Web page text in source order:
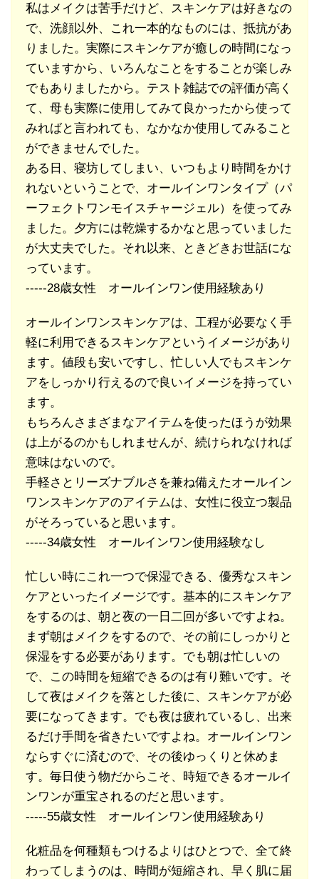
私はメイクは苦手だけど、スキンケアは好きなの
で、洗顔以外、これ一本的なものには、抵抗があ
りました。実際にスキンケアが癒しの時間になっ
ていますから、いろんなことをすることが楽しみ
でもありましたから。テスト雑誌での評価が高く
て、母も実際に使用してみて良かったから使って
みればと言われても、なかなか使用してみること
ができませんでした。
ある日、寝坊してしまい、いつもより時間をかけ
れないということで、オールインワンタイプ（パ
ーフェクトワンモイスチャージェル）を使ってみ
ました。夕方には乾燥するかなと思っていました
が大丈夫でした。それ以来、ときどきお世話にな
っています。
-----28歳女性 オールインワン使用経験あり
オールインワンスキンケアは、工程が必要なく手
軽に利用できるスキンケアというイメージがあり
ます。値段も安いですし、忙しい人でもスキンケ
アをしっかり行えるので良いイメージを持ってい
ます。
もちろんさまざまなアイテムを使ったほうが効果
は上がるのかもしれませんが、続けられなければ
意味はないので。
手軽さとリーズナブルさを兼ね備えたオールイン
ワンスキンケアのアイテムは、女性に役立つ製品
がそろっていると思います。
-----34歳女性 オールインワン使用経験なし
忙しい時にこれ一つで保湿できる、優秀なスキン
ケアといったイメージです。基本的にスキンケア
をするのは、朝と夜の一日二回が多いですよね。
まず朝はメイクをするので、その前にしっかりと
保湿をする必要があります。でも朝は忙しいの
で、この時間を短縮できるのは有り難いです。そ
して夜はメイクを落とした後に、スキンケアが必
要になってきます。でも夜は疲れているし、出来
るだけ手間を省きたいですよね。オールインワン
ならすぐに済むので、その後ゆっくりと休めま
す。毎日使う物だからこそ、時短できるオールイ
ンワンが重宝されるのだと思います。
-----55歳女性 オールインワン使用経験あり
化粧品を何種類もつけるよりはひとつで、全て終
わってしまうのは、時間が短縮され、早く肌に届